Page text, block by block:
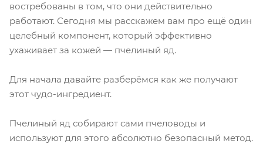
востребованы в том, что они действительно
работают. Сегодня мы расскажем вам про ещё один
целебный компонент, который эффективно
ухаживает за кожей — пчелиный яд.
Для начала давайте разберёмся как же получают
этот чудо-ингредиент.
Пчелиный яд собирают сами пчеловоды и
используют для этого абсолютно безопасный метод.